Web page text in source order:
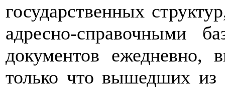
государственных
адресно-справочными
документов ежедневно,
только что вышедших из